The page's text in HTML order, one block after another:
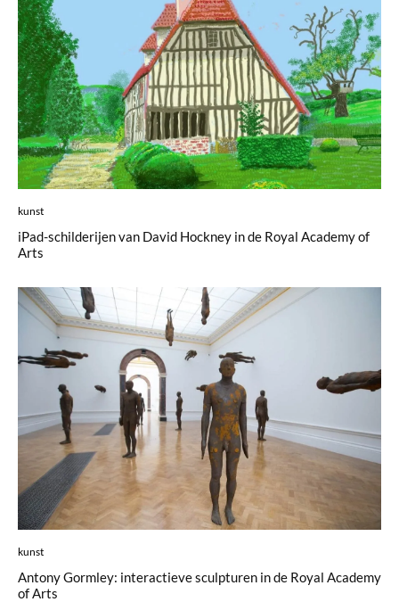
kunst
iPad-schilderijen van David Hockney in de Royal Academy of
Arts
kunst
Antony Gormley: interactieve sculpturen in de Royal Academy
of Arts